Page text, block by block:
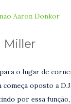
Aaron Donkor
Miller
o lugar de
começa oposto a
por essa